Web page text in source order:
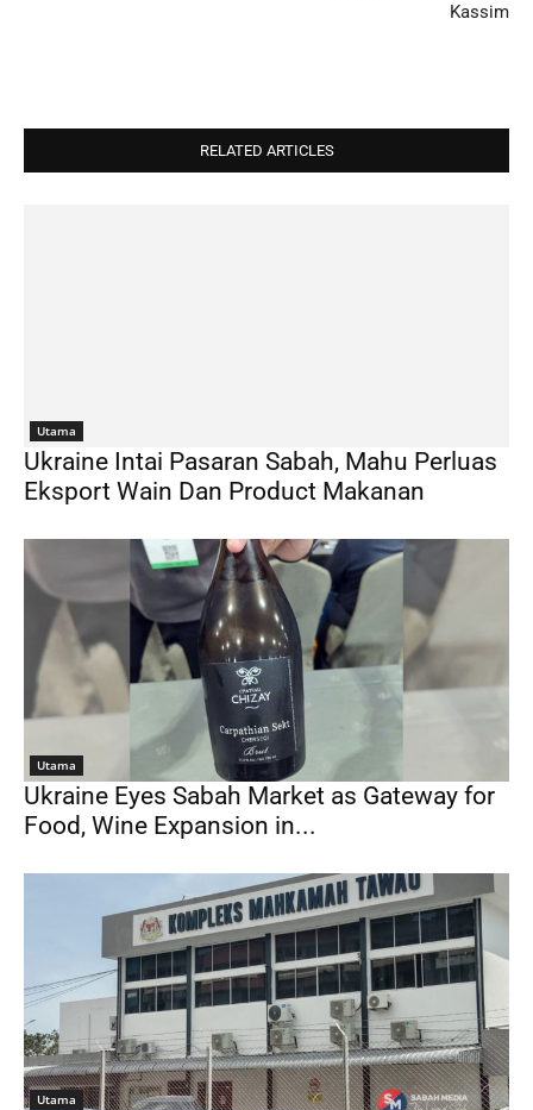
Kassim
RELATED ARTICLES
Utama
Ukraine Intai Pasaran Sabah, Mahu Perluas
Eksport Wain Dan Product Makanan
Utama
Ukraine Eyes Sabah Market as Gateway for
Food, Wine Expansion in...
Utama